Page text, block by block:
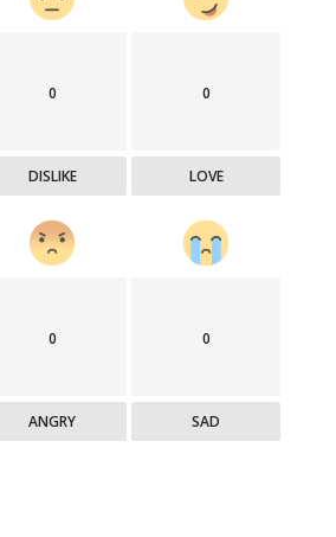
0
DISLIKE
0
LOVE
0
ANGRY
0
SAD